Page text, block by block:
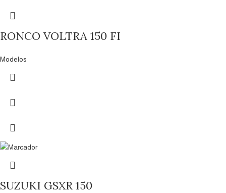
RONCO VOLTRA 150 FI
Modelos
SUZUKI GSXR 150